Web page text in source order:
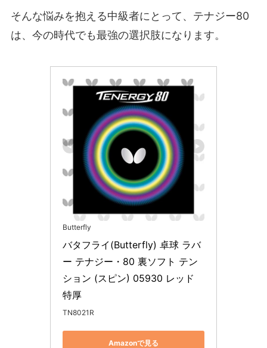
そんな悩みを抱える中級者にとって、テナジー80
は、今の時代でも最強の選択肢になります。
Butterfly
バタフライ(Butterfly) 卓球 ラバ
ー テナジー・80 裏ソフト テン
ション (スピン) 05930 レッド
特厚
TN8021R
Amazonで見る